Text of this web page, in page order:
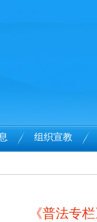
组织宣教
《普法专